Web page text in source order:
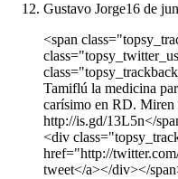
Gustavo Jorge16 de
<span
Tamiflú la medicina
carísimo en RD. Miren
http://is.gd/13L5n</
<div
href="http://
tweet</a></div></